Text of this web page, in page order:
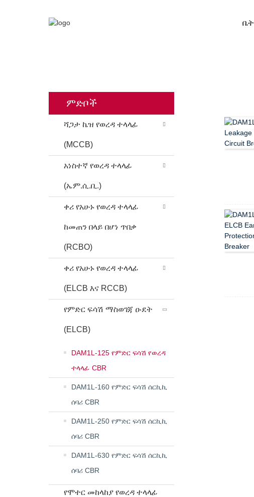
ቤት
ምድቦች
ሻጋታ ኬዝ የወረዳ ተላላፊ
(MCCB)
አነስተኛ የወረዳ ተላላፊ
(ኤም.ሲ.ቢ.)
ቀሪ የአሁኑ የወረዳ ተላላፊ
ከመጠን በላይ በሆነ ጥበቃ
(RCBO)
ቀሪ የአሁኑ የወረዳ ተላላፊ
(ELCB እና RCCB)
የምድር ፍሳሽ ማስወገጃ ዑደት
(ELCB)
DAM1L-125 የምድር ፍሳሽ የወረዳ
ተላላፊ CBR
DAM1L-160 የምድር ፍሳሽ ሰርኪኪ
ሰባሪ CBR
DAM1L-250 የምድር ፍሳሽ ሰርኪኪ
ሰባሪ CBR
DAM1L-630 የምድር ፍሳሽ ሰርኪኪ
ሰባሪ CBR
የሞተር መከላከያ የወረዳ ተላላፊ